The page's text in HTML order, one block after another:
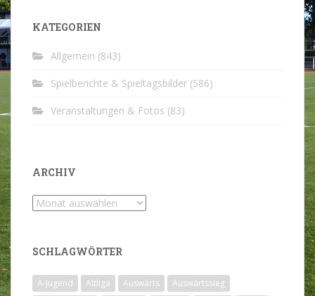
KATEGORIEN
Allgemein (843)
Spielberichte & Spieltagsbilder (586)
Veranstaltungen & Fotos (83)
ARCHIV
Archiv
SCHLAGWÖRTER
A-Jugend Altliga Auswärts
Auswärtssieg